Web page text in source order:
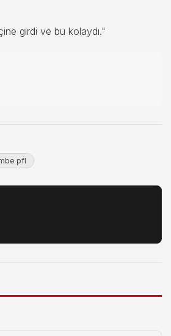
girdi ve bu kolaydı."
pfl